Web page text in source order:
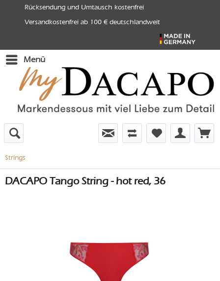
Rücksendung und Umtausch kostenfrei
Versandkostenfrei ab 100 € deutschlandweit
Menü
Strings
DACAPO Tango String - hot red, 36